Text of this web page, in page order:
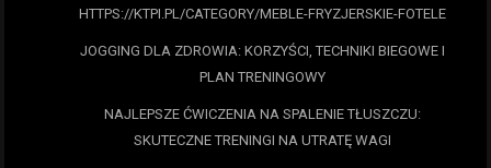
HTTPS://KTPI.PL/CATEGORY/MEBLE-FRYZJERSKIE-FOTELE
JOGGING DLA ZDROWIA: KORZYŚCI, TECHNIKI BIEGOWE I
PLAN TRENINGOWY
NAJLEPSZE ĆWICZENIA NA SPALENIE TŁUSZCZU:
SKUTECZNE TRENINGI NA UTRATĘ WAGI